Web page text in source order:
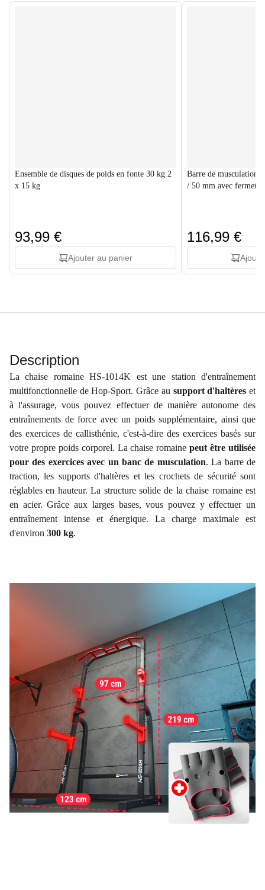
Ensemble de disques de poids en fonte 30 kg 2
x 15 kg
93,99 €
Ajouter au panier
Barre de musculation
/ 50 mm avec
116,99 €
Description
La chaise romaine HS-1014K est une station d'entraînement
multifonctionnelle de Hop-Sport. Grâce au support d'haltèreset
à l'assurage, vous pouvez effectuer de manière autonome des
entraînements de force avec un poids supplémentaire, ainsi que
des exercices de callisthénie, c'est-à-dire des exercices basés sur
votre propre poids corporel. La chaise romainepeut être utilisée
pour des exercices avec un banc de musculation. La barre de
traction, les supports d'haltères et les crochets de sécurité sont
réglables en hauteur. La structure solide de la chaise romaine est
en acier. Grâce aux larges bases, vous pouvez y effectuer un
entraînement intense et énergique. La charge maximale est
d'environ 300 kg.